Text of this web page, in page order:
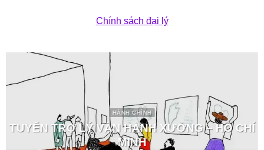
Chính sách đại lý
HÀNH CHÍNH
TUYỂN TRỢ LÝ VẬN HÀNH XƯỞNG – HỒ CHÍ
MINH